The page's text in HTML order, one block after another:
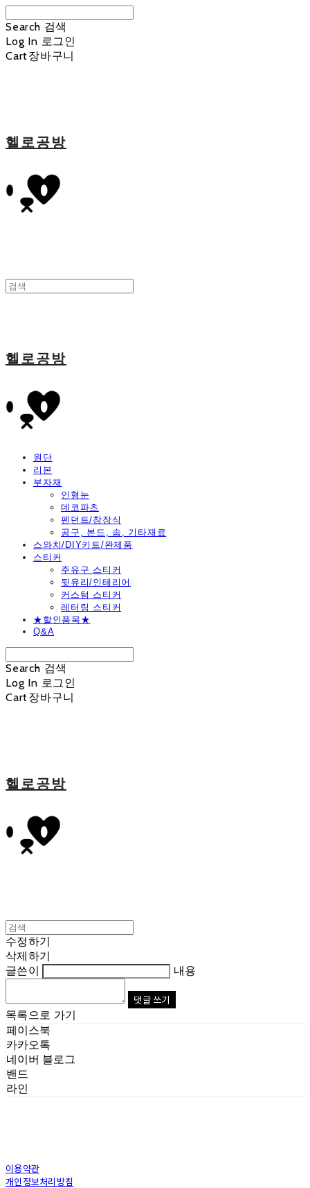
Search 검색
Log In 로그인
Cart장바구니
헬로공방
헬로공방
원단
리본
부자재
인형눈
데코파츠
펜던트/참장식
공구, 본드, 솜, 기타재료
스와치/DIY키트/완제품
스티커
주유구 스티커
뒷유리/인테리어
커스텀 스티커
레터링 스티커
★할인품목★
Q&A
Search 검색
Log In 로그인
Cart장바구니
헬로공방
수정하기
삭제하기
글쓴이
내용
댓글 쓰기
목록으로 가기
페이스북
카카오톡
네이버 블로그
밴드
라인
이용약관
개인정보처리방침